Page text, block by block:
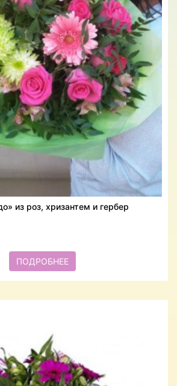
из роз, хризантем и гербер
ПОДРОБНЕЕ